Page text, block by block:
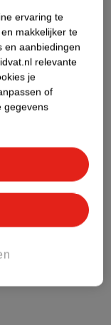
ervaring te
makkelijker te
en aanbiedingen
relevante
je
of
gegevens